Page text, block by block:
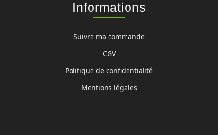
Informations
Suivre ma commande
CGV
Politique de confidentialité
Mentions légales